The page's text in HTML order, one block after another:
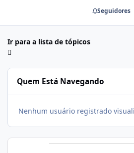
Seguidores
Ir para a lista de tópicos
Quem Está Navegando
Nenhum usuário registrado